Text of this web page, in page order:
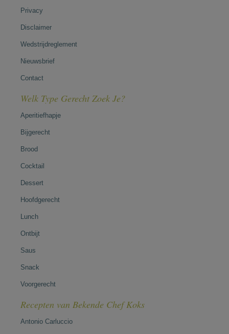
Privacy
Disclaimer
Wedstrijdreglement
Nieuwsbrief
Contact
Welk Type Gerecht Zoek Je?
Aperitiefhapje
Bijgerecht
Brood
Cocktail
Dessert
Hoofdgerecht
Lunch
Ontbijt
Saus
Snack
Voorgerecht
Recepten van Bekende Chef Koks
Antonio Carluccio